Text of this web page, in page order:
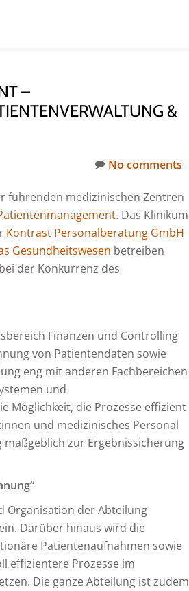
–
&
No comments
führenden medizinischen Zentren
. Das Klinikum
Kontrast Personalberatung GmbH
Gesundheitswesen betreiben
der Konkurrenz des
Finanzen und Controlling
von Patientendaten sowie
eng mit anderen Fachbereichen
und
Möglichkeit, die Prozesse effizient
und medizinisches Personal
zur Ergebnissicherung
Organisation der Abteilung
Darüber hinaus wird die
Patientenaufnahmen sowie
effizientere Prozesse im
Die ganze Abteilung ist zudem